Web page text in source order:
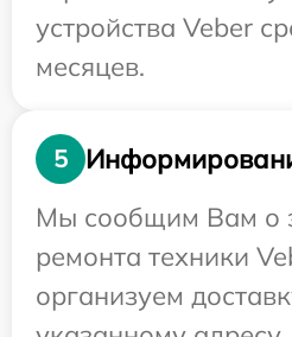
устройства Veber
месяцев.
5
Мы сообщим Вам о
ремонта техники
организуем